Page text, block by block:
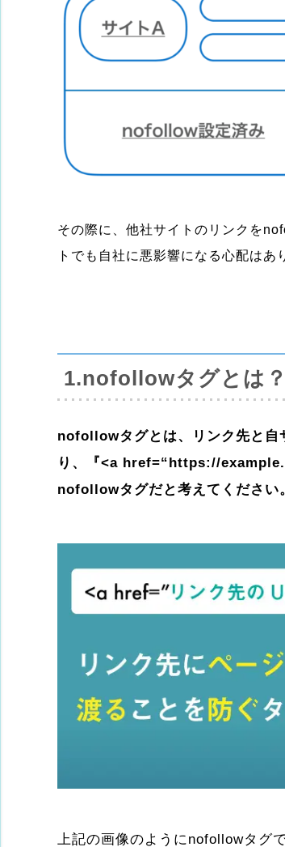
その際に、他社サイトのリンクを
トでも自社に悪影響になる心配はあ
1.nofollowタグとは
nofollowタグとは、リンク先と自
り、『<a href=“https://
nofollowタグだと考えてください。
上記の画像のようにnofollowタグ